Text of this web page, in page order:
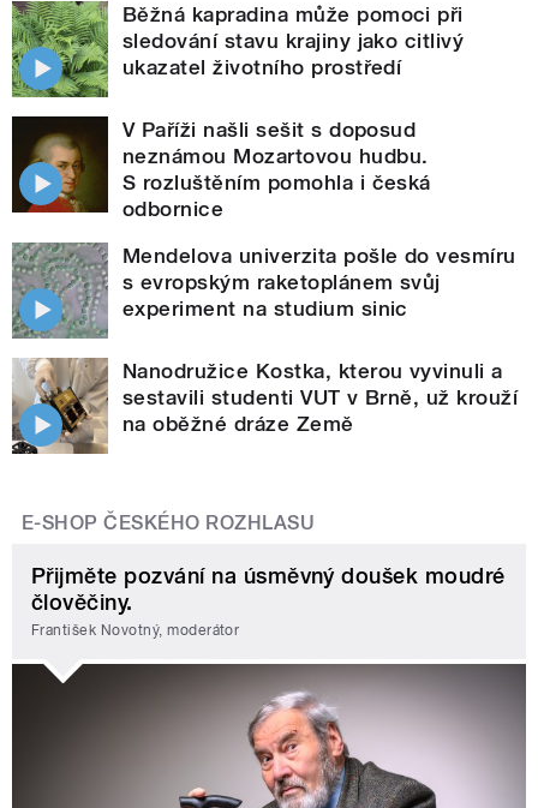
Běžná kapradina může pomoci při
sledování stavu krajiny jako citlivý
ukazatel životního prostředí
V Paříži našli sešit s doposud
neznámou Mozartovou hudbu.
S rozluštěním pomohla i česká
odbornice
Mendelova univerzita pošle do vesmíru
s evropským raketoplánem svůj
experiment na studium sinic
Nanodružice Kostka, kterou vyvinuli a
sestavili studenti VUT v Brně, už krouží
na oběžné dráze Země
E-SHOP ČESKÉHO ROZHLASU
Přijměte pozvání na úsměvný doušek moudré
člověčiny.
František Novotný, moderátor